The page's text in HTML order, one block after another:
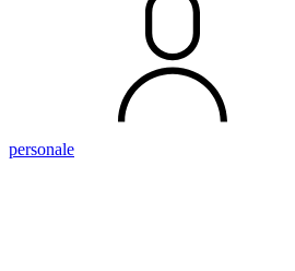
personale